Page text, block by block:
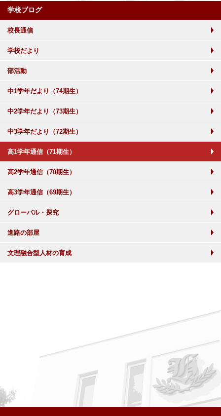
学校ブログ
校長通信
学校だより
部活動
中1学年だより（74期生）
中2学年だより（73期生）
中3学年だより（72期生）
高1学年通信（71期生）
高2学年通信（70期生）
高3学年通信（69期生）
グローバル・探究
進路の部屋
文理融合型人材の育成